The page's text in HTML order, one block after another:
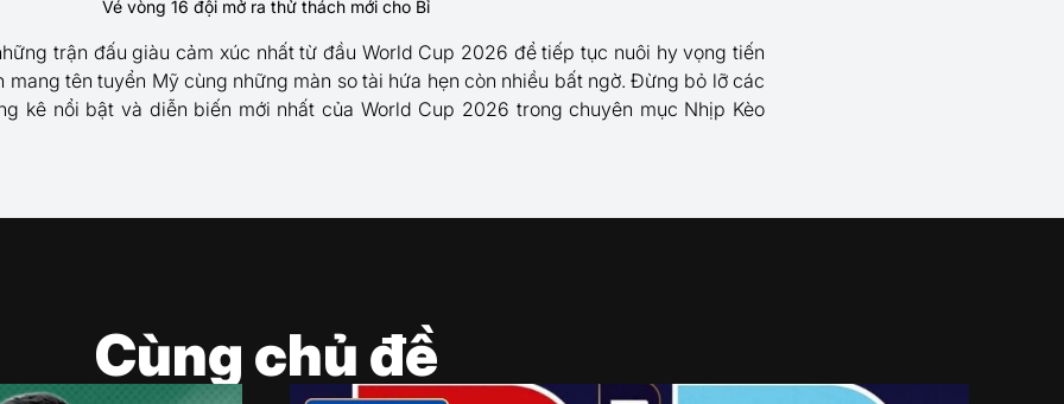
Vé vòng 16 đội mở ra thử thách mới cho Bỉ
trận đấu giàu cảm xúc nhất từ đầu World Cup 2026 để tiếp tục nuôi hy vọng tiến
mang tên tuyển Mỹ cùng những màn so tài hứa hẹn còn nhiều bất ngờ. Đừng bỏ lỡ các
kê nổi bật và diễn biến mới nhất của World Cup 2026 trong chuyên mục Nhịp Kèo
Cùng chủ đề